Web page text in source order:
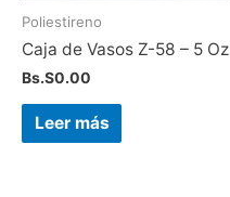
Poliestireno
Caja de Vasos Z-58 – 5 Oz
Bs.S0.00
Leer más